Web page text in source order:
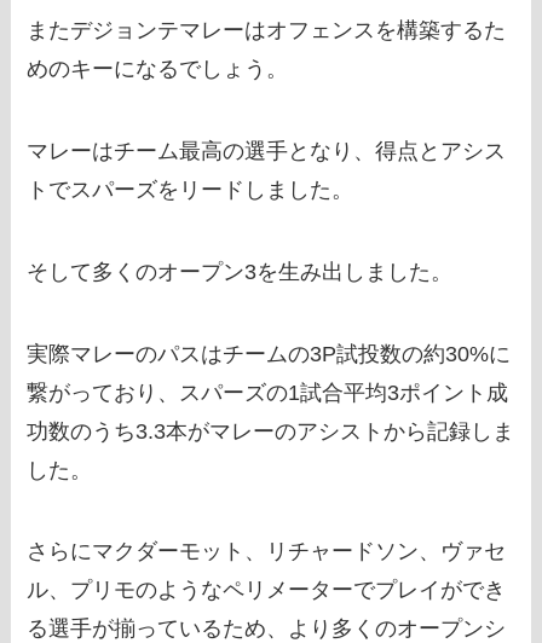
またデジョンテマレーはオフェンスを構築するた
めのキーになるでしょう。
マレーはチーム最高の選手となり、得点とアシス
トでスパーズをリードしました。
そして多くのオープン3を生み出しました。
実際マレーのパスはチームの3P試投数の約30%に
繋がっており、スパーズの1試合平均3ポイント成
功数のうち3.3本がマレーのアシストから記録しま
した。
さらにマクダーモット、リチャードソン、ヴァセ
ル、プリモのようなペリメーターでプレイができ
る選手が揃っているため、より多くのオープンシ